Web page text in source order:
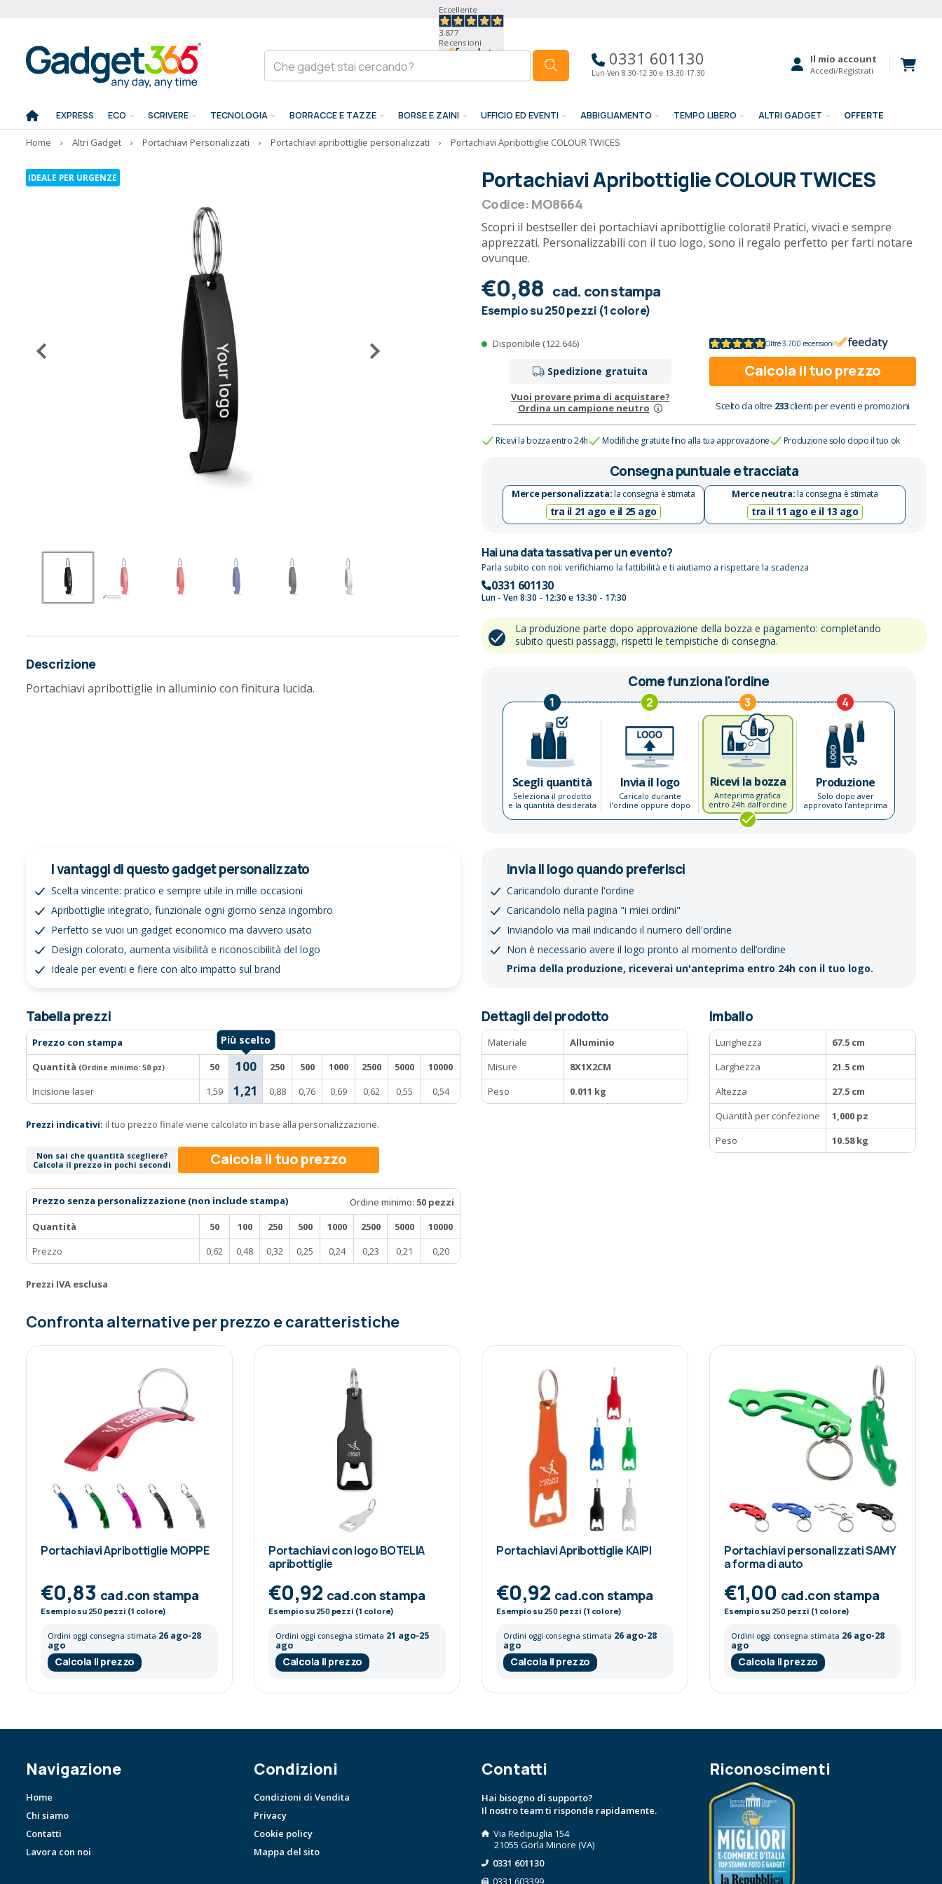
Eccellente
3.877
Recensioni
0331 601130
Lun-Ven 8.30-12.30 e 13.30-17.30
Il mio account
Accedi/Registrati
EXPRESS ECO SCRIVERE TECNOLOGIA BORRACCE E TAZZE BORSE E ZAINI UFFICIO ED EVENTI ABBIGLIAMENTO TEMPO LIBERO ALTRI GADGET OFFERTE
Home › Altri Gadget › Portachiavi Personalizzati › Portachiavi apribottiglie personalizzati › Portachiavi Apribottiglie COLOUR TWICES
IDEALE PER URGENZE
Descrizione
Portachiavi apribottiglie in alluminio con finitura lucida.
Portachiavi Apribottiglie COLOUR TWICES
Codice: MO8664
Scopri il bestseller dei portachiavi apribottiglie colorati! Pratici, vivaci e sempre
apprezzati. Personalizzabili con il tuo logo, sono il regalo perfetto per farti notare
ovunque.
€0,88 cad. con stampa
Esempio su 250 pezzi (1 colore)
Disponibile (122.646)
Spedizione gratuita
Vuoi provare prima di acquistare?
Ordina un campione neutro
Oltre 3.700 recensioni
Calcola il tuo prezzo
Scelto da oltre 233clienti per eventi e promozioni
Ricevi la bozza entro 24h Modifiche gratuite fino alla tua approvazione Produzione solo dopo il tuo ok
Consegna puntuale e tracciata
Merce personalizzata:la consegna è stimata
tra il 21 ago e il 25 ago
Merce neutra:la consegna è stimata
tra il 11 ago e il 13 ago
Hai una data tassativa per un evento?
Parla subito con noi: verifichiamo la fattibilità e ti aiutiamo a rispettare la scadenza
0331 601130
Lun - Ven 8:30 - 12:30 e 13:30 - 17:30
La produzione parte dopo approvazione della bozza e pagamento: completando
subito questi passaggi, rispetti le tempistiche di consegna.
Come funziona l'ordine
1
Scegli quantità
Seleziona il prodotto
e la quantità desiderata
2
Invia il logo
Caricalo durante
l’ordine oppure dopo
3
Ricevi la bozza
Anteprima grafica
entro 24h dall’ordine
4
Produzione
Solo dopo aver
approvato l’anteprima
I vantaggi di questo gadget personalizzato
Scelta vincente: pratico e sempre utile in mille occasioni
Apribottiglie integrato, funzionale ogni giorno senza ingombro
Perfetto se vuoi un gadget economico ma davvero usato
Design colorato, aumenta visibilità e riconoscibilità del logo
Ideale per eventi e fiere con alto impatto sul brand
Tabella prezzi
Prezzo con stampa
Quantità (Ordine minimo: 50 pz) 50 100 250 500 1000 2500 5000
10000
Incisione laser
1,59 1,21 0,88 0,76 0,69 0,62 0,55 0,54
Prezzi indicativi: il tuo prezzo finale viene calcolato in base alla personalizzazione.
Non sai che quantità scegliere?
Calcola il prezzo in pochi secondi
Calcola il tuo prezzo
Prezzo senza personalizzazione (non include stampa) Ordine minimo: 50 pezzi
Quantità
50 100 250 500 1000 2500 5000
10000
Prezzo
0,62 0,48 0,32 0,25 0,24 0,23 0,21 0,20
Prezzi IVA esclusa
Invia il logo quando preferisci
Caricandolo durante l'ordine
Caricandolo nella pagina "i miei ordini"
Inviandolo via mail indicando il numero dell'ordine
Non è necessario avere il logo pronto al momento dell’ordine
Prima della produzione, riceverai un'anteprima entro 24h con il tuo logo.
Dettagli del prodotto
Materiale
Alluminio
Misure
8X1X2CM
Peso
0.011 kg
Imballo
Lunghezza
67.5 cm
Larghezza
21.5 cm
Altezza
27.5 cm
Quantità per confezione
1,000 pz
Peso
10.58 kg
Confronta alternative per prezzo e caratteristiche
Portachiavi Apribottiglie MOPPE
€0,83 cad.con stampa
Esempio su 250pezzi (1 colore)
Ordini oggi consegna stimata 26 ago-28
ago
Calcola il prezzo
Portachiavi con logo BOTELIA
apribottiglie
€0,92 cad.con stampa
Esempio su 250pezzi (1 colore)
Ordini oggi consegna stimata 21 ago-25
ago
Calcola il prezzo
Portachiavi Apribottiglie KAIPI
€0,92 cad.con stampa
Esempio su 250pezzi (1 colore)
Ordini oggi consegna stimata 26 ago-28
ago
Calcola il prezzo
Portachiavi personalizzati SAMY
a forma di auto
€1,00 cad.con stampa
Esempio su 250pezzi (1 colore)
Ordini oggi consegna stimata 26 ago-28
ago
Calcola il prezzo
Navigazione
Home
Chi siamo
Contatti
Lavora con noi
Condizioni
Condizioni di Vendita
Privacy
Cookie policy
Mappa del sito
Contatti
Hai bisogno di supporto?
Il nostro team ti risponde rapidamente.
Via Redipuglia 154
21055 Gorla Minore (VA)
0331 601130
0331 603399
Riconoscimenti